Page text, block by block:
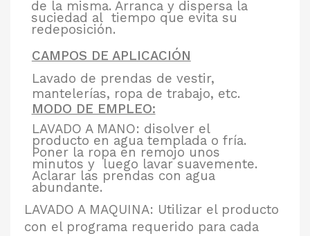
de la misma. Arranca y dispersa la
suciedad al tiempo que evita su
redeposición.
CAMPOS DE APLICACIÓN
Lavado de prendas de vestir,
mantelerías, ropa de trabajo, etc.
MODO DE EMPLEO:
LAVADO A MANO: disolver el
producto en agua templada o fría.
Poner la ropa en remojo unos
minutos y luego lavar suavemente.
Aclarar las prendas con agua
abundante.
LAVADO A MAQUINA: Utilizar el producto
con el programa requerido para cada